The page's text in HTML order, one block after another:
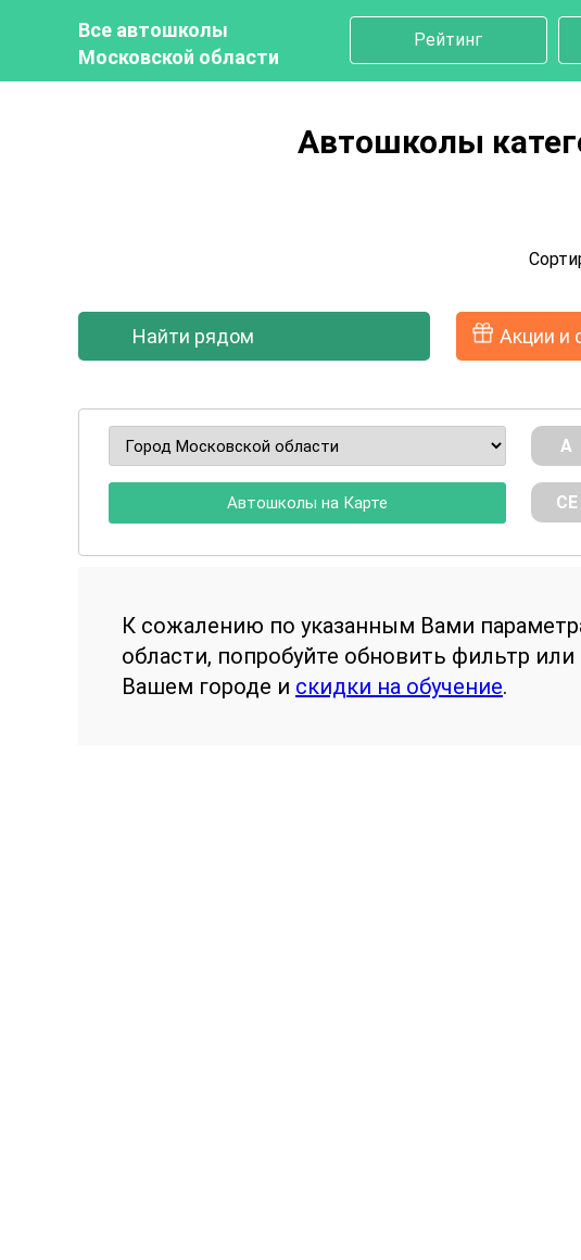
Все автошколы
Московской области
Рейтинг
Автошколы
Найти рядом Акции и
Автошколы на Карте
А
СE
К сожалению по указанным Вами
области, попробуйте обновить фильтр
Вашем городе и скидки на обучение.